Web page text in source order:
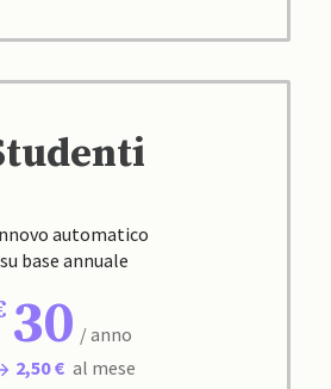
automatico
su base annuale
30 / anno
2,50 € al mese